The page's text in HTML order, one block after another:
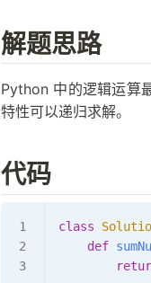
解题思路
Python 中的逻辑运算
特性可以递归求解。
代码
class
    def